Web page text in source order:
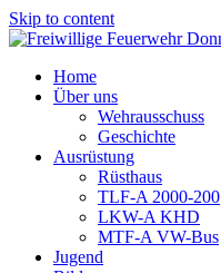
Skip to content
Home
Über uns
Wehrausschuss
Geschichte
Ausrüstung
Rüsthaus
TLF-A 2000-200
LKW-A KHD
MTF-A VW-Bus
Jugend